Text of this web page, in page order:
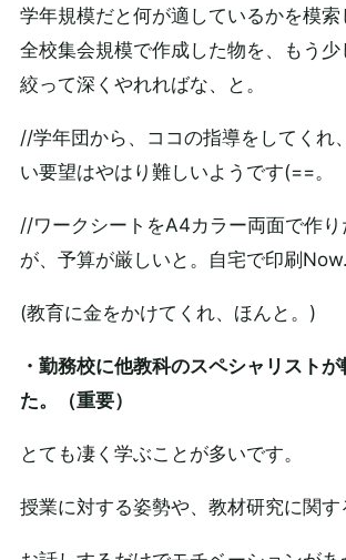
学年規模だと何が適しているかを模索
全校集会規模で作成した物を、もう少
絞って深くやれればな、と。
//学年団から、ココの指導をしてくれ
い要望はやはり難しいようです(==。
//ワークシートをA4カラー両面で作り
が、予算が厳しいと。自宅で印刷
(教育に金をかけてくれ、ほんと。)
・勤務校に他教科のスペシャリスト
た。（重要）
とても凄く学ぶことが多いです。
授業に対する姿勢や、教材研究に関す